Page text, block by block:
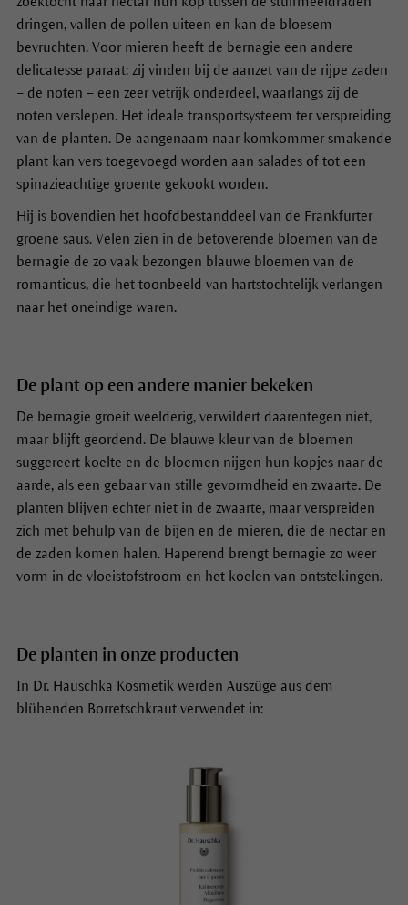
dringen, vallen de pollen uiteen en kan de bloesem
bevruchten. Voor mieren heeft de bernagie een andere
delicatesse paraat: zij vinden bij de aanzet van de rijpe zaden
– de noten – een zeer vetrijk onderdeel, waarlangs zij de
noten verslepen. Het ideale transportsysteem ter verspreiding
van de planten. De aangenaam naar komkommer smakende
plant kan vers toegevoegd worden aan salades of tot een
spinazieachtige groente gekookt worden.
Hij is bovendien het hoofdbestanddeel van de Frankfurter
groene saus. Velen zien in de betoverende bloemen van de
bernagie de zo vaak bezongen blauwe bloemen van de
romanticus, die het toonbeeld van hartstochtelijk verlangen
naar het oneindige waren.
De plant op een andere manier bekeken
De bernagie groeit weelderig, verwildert daarentegen niet,
maar blijft geordend. De blauwe kleur van de bloemen
suggereert koelte en de bloemen nijgen hun kopjes naar de
aarde, als een gebaar van stille gevormdheid en zwaarte. De
planten blijven echter niet in de zwaarte, maar verspreiden
zich met behulp van de bijen en de mieren, die de nectar en
de zaden komen halen. Haperend brengt bernagie zo weer
vorm in de vloeistofstroom en het koelen van ontstekingen.
De planten in onze producten
In Dr. Hauschka Kosmetik werden Auszüge aus dem
blühenden Borretschkraut verwendet in: